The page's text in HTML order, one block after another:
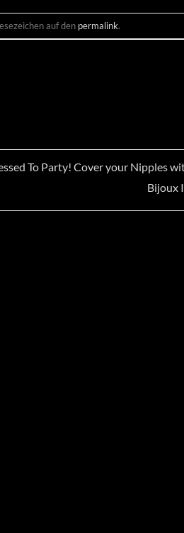
auf den permalink.
To Party! Cover your Nipples
Bijoux